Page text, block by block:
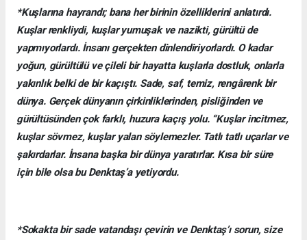
*Kuşlarına hayrandı; bana her birinin özelliklerini anlatırdı.
Kuşlar renkliydi, kuşlar yumuşak ve nazikti, gürültü de
yapmıyorlardı. İnsanı gerçekten dinlendiriyorlardı. O kadar
yoğun, gürültülü ve çileli bir hayatta kuşlarla dostluk, onlarla
yakınlık belki de bir kaçıştı. Sade, saf, temiz, rengârenk bir
dünya. Gerçek dünyanın çirkinliklerinden, pisliğinden ve
gürültüsünden çok farklı, huzura kaçış yolu. “Kuşlar incitmez,
kuşlar sövmez, kuşlar yalan söylemezler. Tatlı tatlı uçarlar ve
şakırdarlar. İnsana başka bir dünya yaratırlar. Kısa bir süre
için bile olsa bu Denktaş’a yetiyordu.
*Sokakta bir sade vatandaşı çevirin ve Denktaş’ı sorun, size